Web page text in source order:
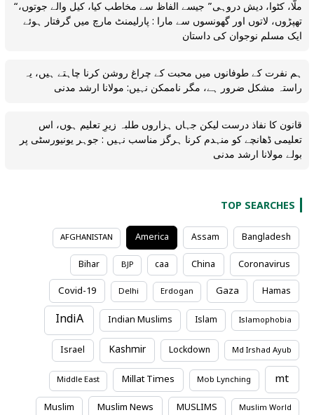
“ملّا، کٹوا، دیش دروہی” جیسے الفاظ سے مخاطب کیا، کیل والے جوتوں،
تھپڑوں، لاتوں اور گھونسوں سے مارا : پارلیمنٹ مارچ میں گرفتار ہوئے
ایک مسلم نوجوان کی داستان
ہم نفرت کے طوفانوں میں محبت کے چراغ روشن کرنا چاہتے ہیں، یہ
راستہ مشکل ضرور ہے، مگر ناممکن نہیں: مولانا ارشد مدنی
قانون کا نفاذ درست لیکن جہاں ہزاروں طلبہ زیرِ تعلیم ہوں، اس
تعلیمی ڈھانچے کو منہدم کرنا ہرگز مناسب نہیں : جوہر یونیورسٹی پر
بولے مولانا ارشد مدنی
TOP SEARCHES
AFGHANISTAN America Assam Bangladesh
Bihar BJP caa China Coronavirus
Covid-19 Delhi Erdogan Gaza Hamas
IndiA Indian Muslims Islam Islamophobia
Israel Kashmir Lockdown Md Irshad Ayub
Middle East Millat Times Mob Lynching mt
Muslim Muslim News MUSLIMS Muslim World